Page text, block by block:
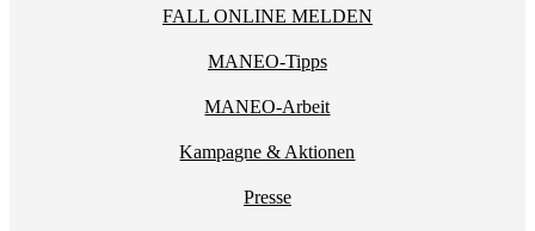
FALL ONLINE MELDEN
MANEO-Tipps
MANEO-Arbeit
Kampagne & Aktionen
Presse